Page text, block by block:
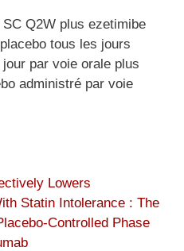
Q2W plus ezetimibe
tous les jours
par voie orale plus
administré par voie
Lowers
Statin Intolerance : The
Controlled Phase